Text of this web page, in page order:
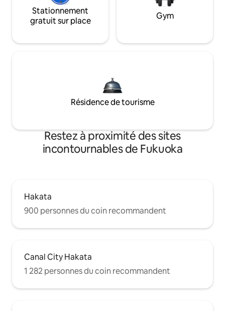
Stationnement
gratuit sur place
Gym
Résidence de tourisme
Restez à proximité des sites
incontournables de Fukuoka
Hakata
900 personnes du coin recommandent
Canal City Hakata
1 282 personnes du coin recommandent